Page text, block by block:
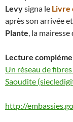
Levysigna le Livre
après son arrivée
Plante, la
Lecture
Un réseau de
Saoudite
http://